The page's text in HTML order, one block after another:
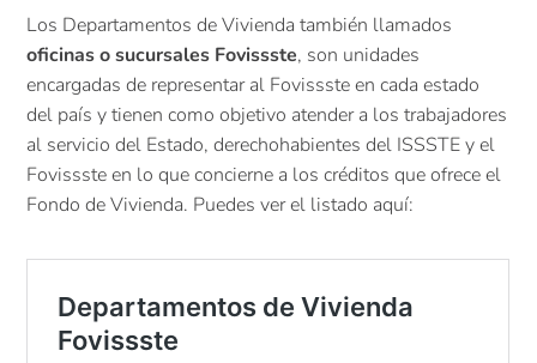
Los Departamentos de Vivienda también llamados
oficinas o sucursales Fovissste, son unidades
encargadas de representar al Fovissste en cada estado
del país y tienen como objetivo atender a los trabajadores
al servicio del Estado, derechohabientes del ISSSTE y el
Fovissste en lo que concierne a los créditos que ofrece el
Fondo de Vivienda. Puedes ver el listado aquí: